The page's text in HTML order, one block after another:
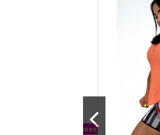
con otras opciones